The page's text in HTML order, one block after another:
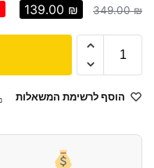
349.00₪
139.00 ₪
הוסף לרשימת המשאלות